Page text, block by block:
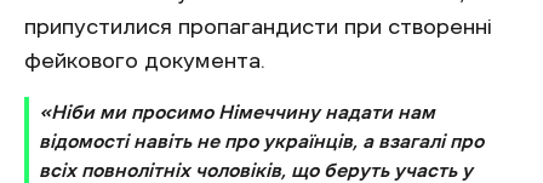
припустилися пропагандисти при створенні
фейкового документа.
«Ніби ми просимо Німеччину надати нам
відомості навіть не про українців, а взагалі про
всіх повнолітніх чоловіків, що беруть участь у